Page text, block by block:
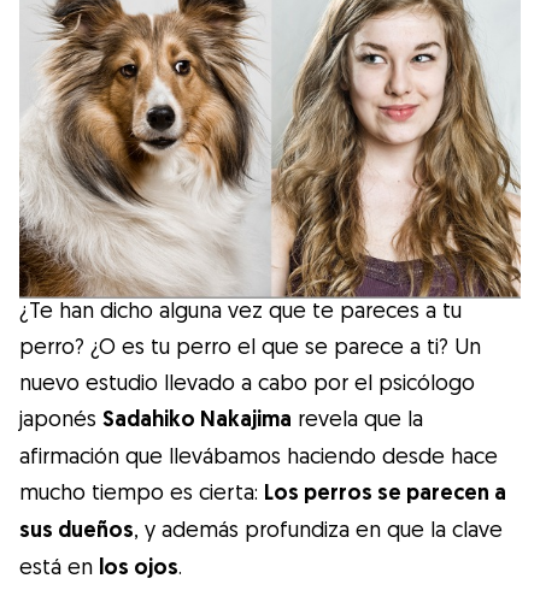
Salud
Accesorios
Educación Canina
Más contenido
Razas
Buscar cuidadores
¿Qué es Gudog?
Gudog es la forma más fácil de encontrar y
reservar con el cuidador de perros
¿Te han dicho alguna vez que te pareces a tu
perro? ¿O es tu perro el que se parece a ti? Un
nuevo estudio llevado a cabo por el psicólogo
japonés Sadahiko Nakajima revela que la
afirmación que llevábamos haciendo desde hace
mucho tiempo es cierta: Los perros se parecen a
sus dueños, y además profundiza en que la clave
está en los ojos.